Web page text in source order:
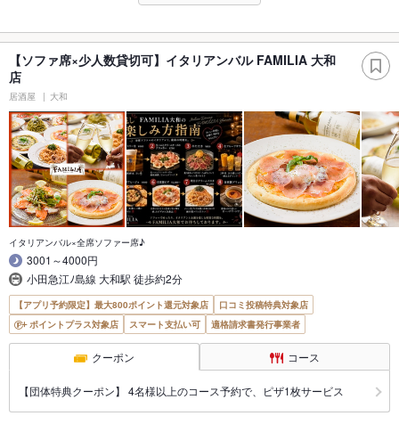
【ソファ席×少人数貸切可】イタリアンバル FAMILIA 大和
店
居酒屋 大和
イタリアンバル×全席ソファー席♪
3001～4000円
小田急江ﾉ島線 大和駅 徒歩約2分
【アプリ予約限定】最大800ポイント還元対象店
口コミ投稿特典対象店
ポイントプラス対象店
スマート支払い可 適格請求書発行事業者
クーポン コース
【団体特典クーポン】 4名様以上のコース予約で、ピザ1枚サービス